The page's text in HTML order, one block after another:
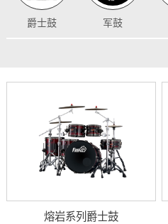
爵士鼓 军鼓
熔岩系列爵士鼓